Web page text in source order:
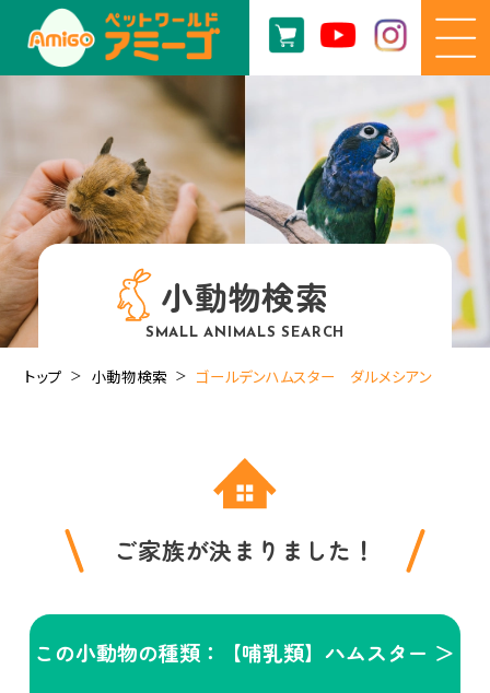
小動物検索
SMALL ANIMALS SEARCH
トップ 小動物検索 ゴールデンハムスター ダルメシアン
ご家族が決まりました！
この小動物の種類：【哺乳類】ハムスター ＞